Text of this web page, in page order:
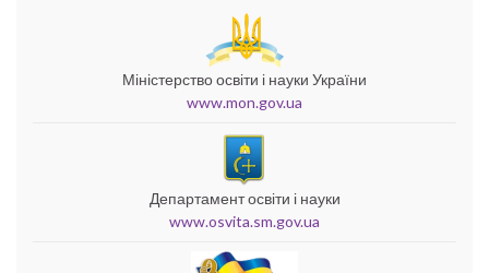
Міністерство освіти і науки України
www.mon.gov.ua
Департамент освіти і науки
www.osvita.sm.gov.ua